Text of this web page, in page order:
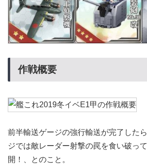
作戦概要
前半輸送ゲージの強行輸送が完了した
ジでは敵レーダー射撃の罠を食い破っ
開！、とのこと。